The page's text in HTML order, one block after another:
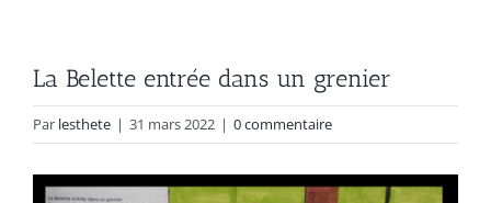
La Belette entrée dans un grenier
Par lesthete | 31 mars 2022 | 0 commentaire